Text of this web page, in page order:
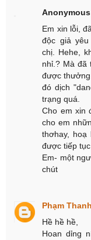
Anonymous
Em xin lỗi,
độc giả yêu
chị. Hehe,
nhỉ.? Mà đã
được
đó dịch
trạng quá.
Cho em xin
cho em
thơhay, hoạ
được tiếp
Em- một
chút
Phạm
Hề hề hề,
Hoan dỉng